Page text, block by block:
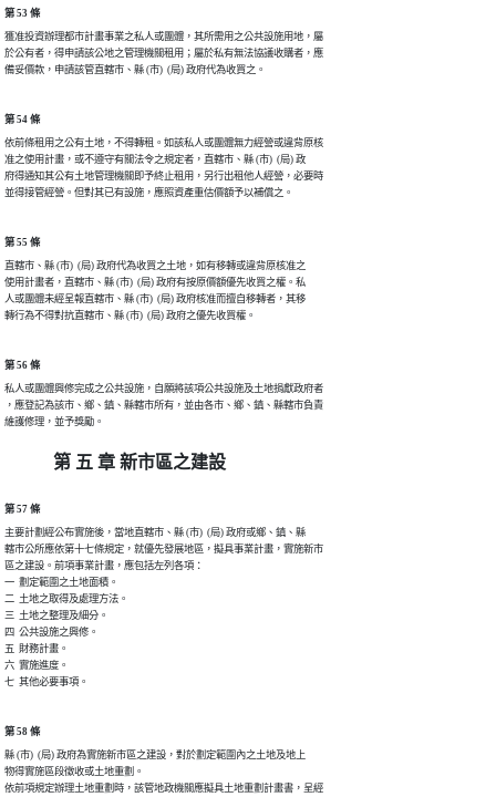
第 53 條
獲准投資辦理都市計畫事業之私人或團體，其所需用之公共設施用地，屬
於公有者，得申請該公地之管理機關租用；屬於私有無法協議收購者，應
第 54 條
依前條租用之公有土地，不得轉租。如該私人或團體無力經營或違背原核
准之使用計畫，或不遵守有關法令之規定者，直轄市、縣 (市)  (局) 政
府得通知其公有土地管理機關即予終止租用，另行出租他人經營，必要時
第 55 條
直轄市、縣 (市)  (局) 政府代為收買之土地，如有移轉或違背原核准之
使用計畫者，直轄市、縣 (市)  (局) 政府有按原價額優先收買之權。私
人或團體未經呈報直轄市、縣 (市)  (局) 政府核准而擅自移轉者，其移
第 56 條
私人或團體興修完成之公共設施，自願將該項公共設施及土地捐獻政府者
，應登記為該市、鄉、鎮、縣轄市所有，並由各市、鄉、鎮、縣轄市負責
第 五 章 新市區之建設
第 57 條
主要計劃經公布實施後，當地直轄市、縣 (市)  (局) 政府或鄉、鎮、縣
轄市公所應依第十七條規定，就優先發展地區，擬具事業計畫，實施新市
區之建設。前項事業計畫，應包括左列各項：
一  劃定範圍之土地面積。
二  土地之取得及處理方法。
三  土地之整理及細分。
四  公共設施之興修。
五  財務計畫。
六  實施進度。
第 58 條
縣 (市)  (局) 政府為實施新市區之建設，對於劃定範圍內之土地及地上
物得實施區段徵收或土地重劃。
依前項規定辦理土地重劃時，該管地政機關應擬具土地重劃計畫書，呈經